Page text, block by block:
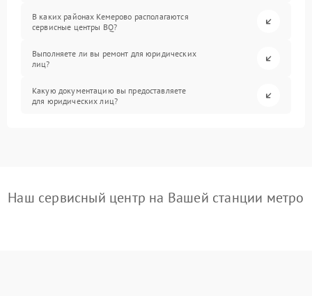
В каких районах Кемерово располагаются
сервисные центры BQ?
Выполняете ли вы ремонт для юридических
лиц?
Какую документацию вы предоставляете
для юридических лиц?
Наш сервисный центр на Вашей станции метро